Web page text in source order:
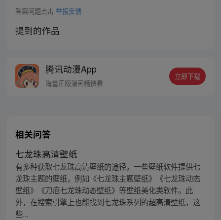
答案问题点击 举报反馈
提到的作品
腾讯动漫App
海量正版漫画畅快看
立即下载
相关问答
七龙珠高清壁纸
有多种获取七龙珠高清壁纸的途径。一些壁纸软件提供七
龙珠主题的壁纸，例如《七龙珠主题壁纸》《七龙珠动态
壁纸》《刀疤七龙珠动态壁纸》等壁纸美化类软件。此
外，在搜索引擎上也能找到七龙珠系列的超高清壁纸，这
些...